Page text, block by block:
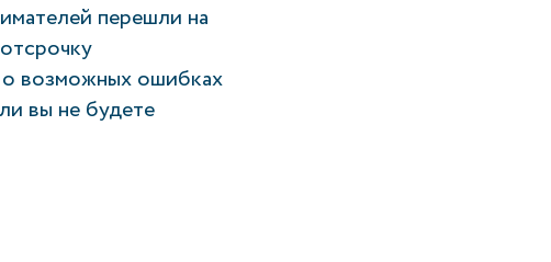
перешли на
о возможных ошибках
вы не будете